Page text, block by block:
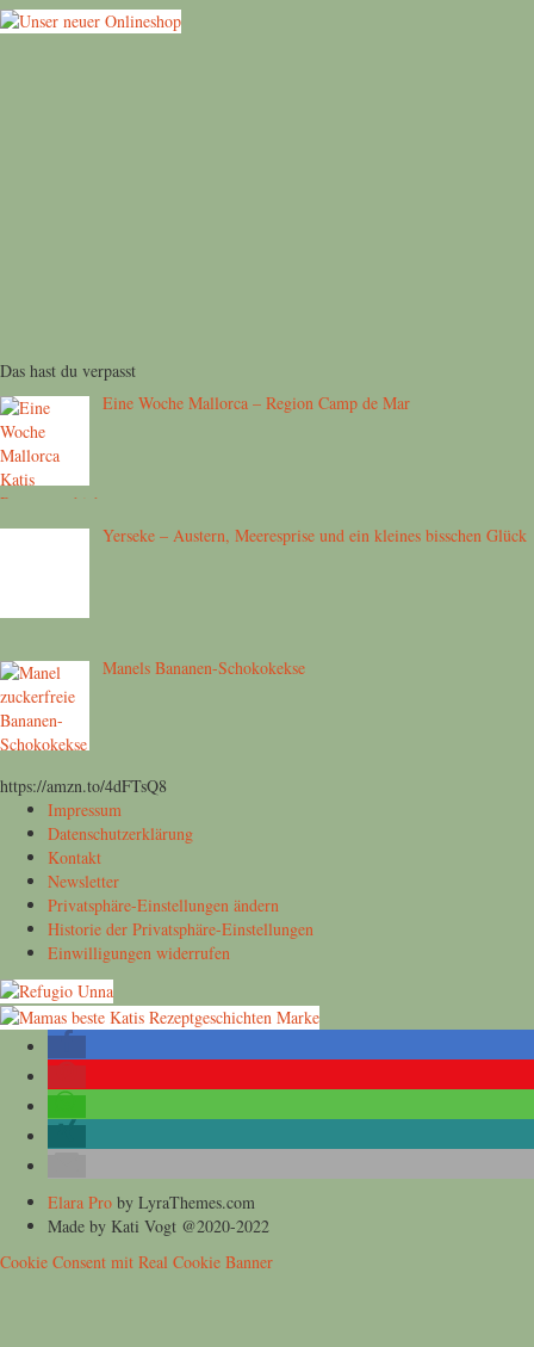
Das hast du verpasst
Eine Woche Mallorca – Region Camp de Mar
Yerseke – Austern, Meeresprise und ein kleines bisschen Glück
Manels Bananen-Schokokekse
https://amzn.to/4dFTsQ8
Impressum
Datenschutzerklärung
Kontakt
Newsletter
Privatsphäre-Einstellungen ändern
Historie der Privatsphäre-Einstellungen
Einwilligungen widerrufen
Elara Pro by LyraThemes.com
Made by Kati Vogt @2020-2022
Cookie Consent mit Real Cookie Banner